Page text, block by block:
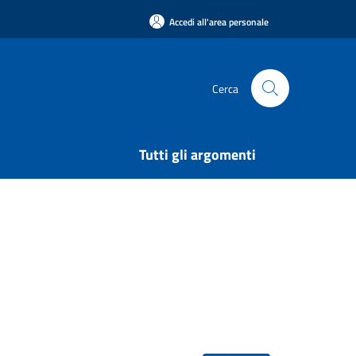
Accedi all'area personale
Cerca
Tutti gli argomenti